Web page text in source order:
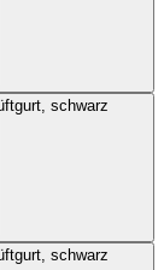
schwarz
schwarz